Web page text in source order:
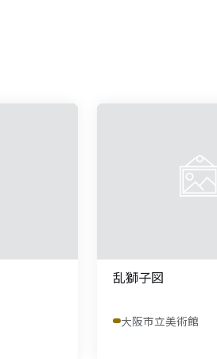
乱獅子図
大阪市立美術館